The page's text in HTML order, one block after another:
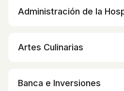
Administración de la
Artes Culinarias
Banca e Inversiones